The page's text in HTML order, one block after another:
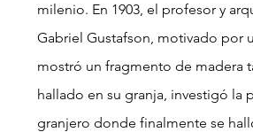
milenio. En 1903, el profesor y
Gabriel Gustafson, motivado por
mostró un fragmento de madera
hallado en su granja, investigó la
granjero donde finalmente se